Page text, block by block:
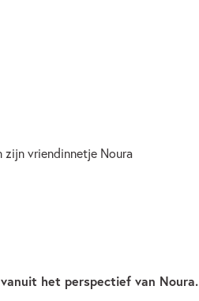
zijn vriendinnetje Noura
het perspectief van Noura.